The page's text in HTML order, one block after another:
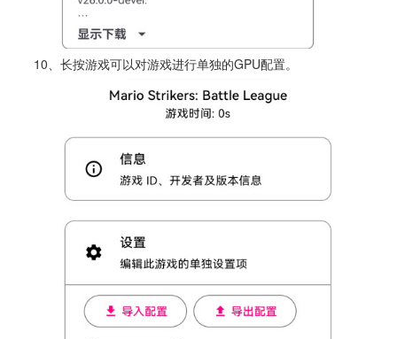
10、长按游戏可以对游戏进行单独的GPU配置。